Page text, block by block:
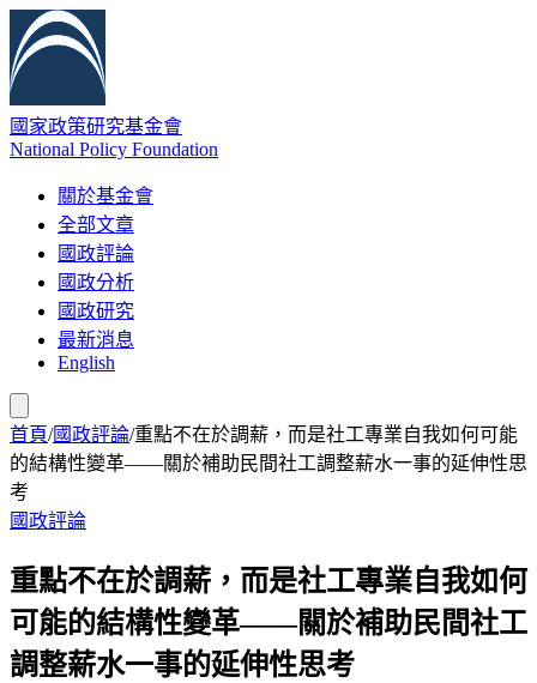
國家政策研究基金會
National Policy Foundation
關於基金會
全部文章
國政評論
國政分析
國政研究
最新消息
English
首頁/國政評論/重點不在於調薪，而是社工專業自我如何可能
的結構性變革——關於補助民間社工調整薪水一事的延伸性思
考
國政評論
重點不在於調薪，而是社工專業自我如何
可能的結構性變革——關於補助民間社工
調整薪水一事的延伸性思考